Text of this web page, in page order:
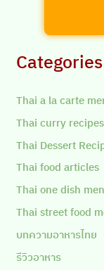
Categories
Thai a la carte
Thai curry recipes
Thai Dessert
Thai food articles
Thai one dish
Thai street food
บทความอาหารไทย
รีวิวอาหาร